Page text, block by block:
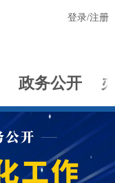
登录/注册
政务公开